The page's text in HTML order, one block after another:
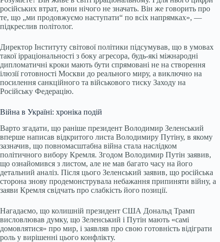
російських втрат, вони нічого не значать. Він же говорить про
те, що „ми продовжуємо наступати“ по всіх напрямках», —
підкреслив політолог.
Директор Інституту світової політики підсумував, що в умовах
такої ірраціональності з боку агресора, будь-які міжнародні
дипломатичні кроки мають бути спрямовані не на створення
ілюзії готовності Москви до реального миру, а виключно на
посилення санкційного та військового тиску Заходу на
Російську Федерацію.
Війна в Україні: хроніка подій
Варто згадати, що раніше президент Володимир Зеленський
вперше написав відкритого листа Володимиру Путіну, в якому
зазначив, що повномасштабна війна стала наслідком
політичного вибору Кремля. Згодом Володимир Путін заявив,
що ознайомився з листом, але не мав багато часу на його
детальний аналіз. Після цього Зеленський заявив, що російська
сторона знову продемонструвала небажання припиняти війну, а
заяви Кремля свідчать про слабкість його позиції.
Нагадаємо, що колишній президент США Дональд Трамп
висловлював думку, що Зеленський і Путін мають «самі
домовлятися» про мир, і заявляв про свою готовність відіграти
роль у вирішенні цього конфлікту.